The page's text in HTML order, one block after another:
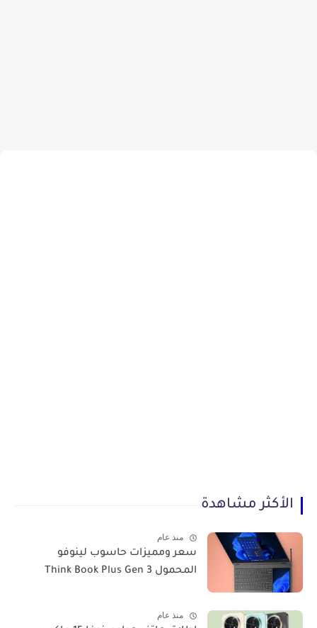
الأكثر مشاهدة
منذ عام
سعر ومميزات حاسوب لينوفو
المحمول Think Book Plus Gen 3
منذ عام